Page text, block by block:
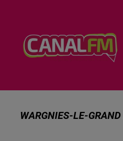
WARGNIES-LE-